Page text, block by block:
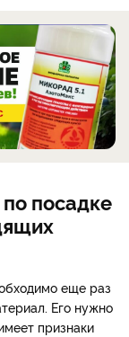
посадке
еще раз
Его нужно
признаки